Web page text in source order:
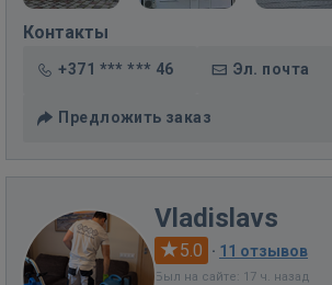
Контакты
+371 *** *** 46 Эл. почта
Предложить заказ
Vladislavs
5.0 · 11 отзывов
Был на сайте: 17 ч. назад